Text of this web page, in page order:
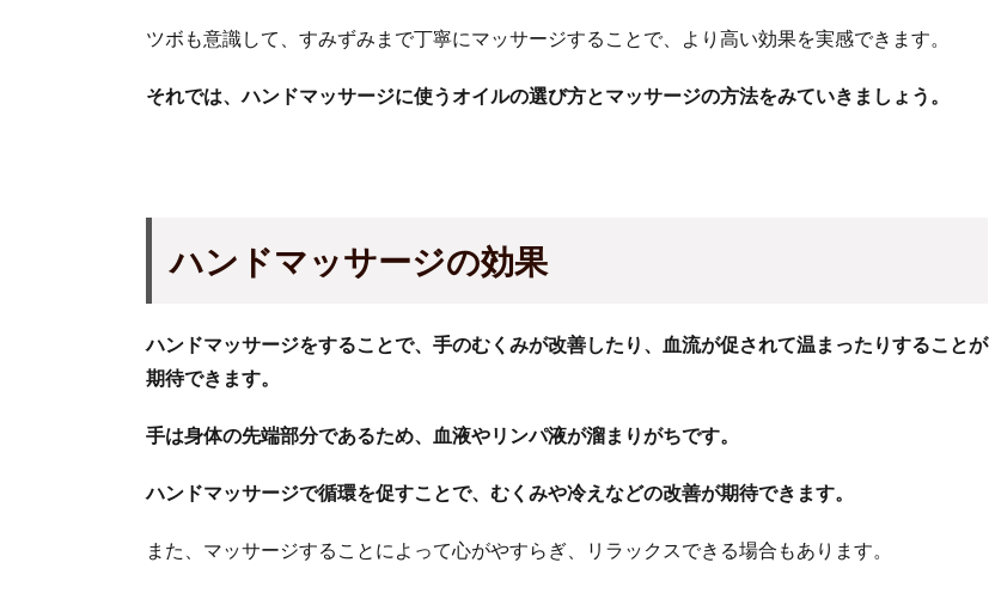
ツボも意識して、すみずみまで丁寧にマッサージすることで、より高い効果を実感できます。
それでは、ハンドマッサージに使うオイルの選び方とマッサージの方法をみていきましょう。
ハンドマッサージの効果
ハンドマッサージをすることで、手のむくみが改善したり、血流が促されて温まったりすることが
期待できます。
手は身体の先端部分であるため、血液やリンパ液が溜まりがちです。
ハンドマッサージで循環を促すことで、むくみや冷えなどの改善が期待できます。
また、マッサージすることによって心がやすらぎ、リラックスできる場合もあります。